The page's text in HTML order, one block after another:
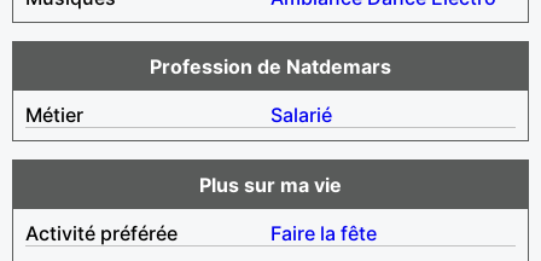
Profession de Natdemars
Métier
Salarié
Plus sur ma vie
Activité préférée
Faire la fête